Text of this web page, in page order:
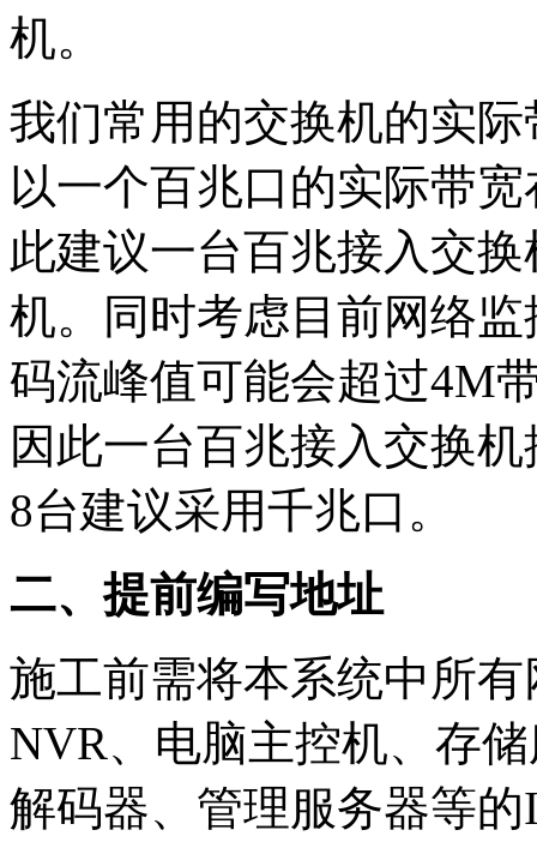
机。
我们常用的交换机的实
以一个百兆口的实际带
此建议一台百兆接入交
机。同时考虑目前网络
码流峰值可能会超过4M
因此一台百兆接入交换
8台建议采用千兆口。
二、提前编写地址
施工前需将本系统中所
NVR、电脑主控机、存
解码器、管理服务器等